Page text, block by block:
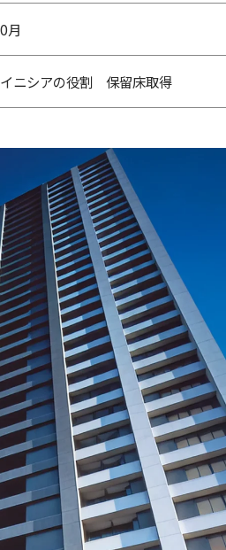
月
ニシアの役割 保留床取得